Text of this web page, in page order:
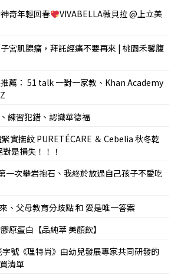
奇年輕回春
VIVABELLA薇貝拉 @上立美
宮肌腺瘤，拜託經痛不要再來 | 桃園禾馨腹
薦： 51 talk 一對一家教、Khan Academy
練習犯錯、認識華德福
緊實撫紋 PURETÉCARE ＆ Cebelia 秋冬乾
是損失！！！
一次攀岩抱石、我終於放過自己孩子不愛吃
、父母教育分歧點 和 愛是唯一答案
原蛋白【品純萃 美顏飲】
號《理特尚》由幼兒發展專家共同研發的
清單